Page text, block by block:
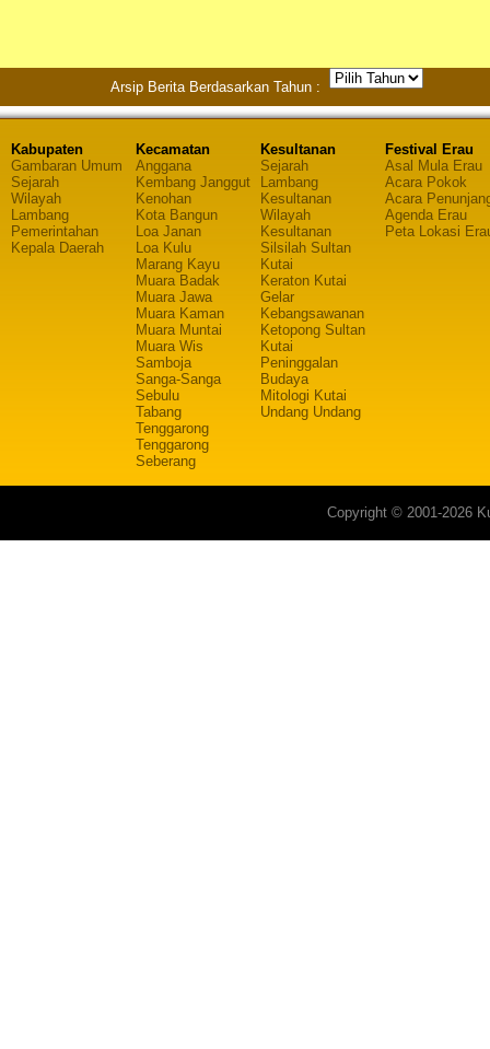
Arsip Berita Berdasarkan Tahun :
Kabupaten
Gambaran Umum
Sejarah
Wilayah
Lambang
Pemerintahan
Kepala Daerah
Kecamatan
Anggana
Kembang Janggut
Kenohan
Kota Bangun
Loa Janan
Loa Kulu
Marang Kayu
Muara Badak
Muara Jawa
Muara Kaman
Muara Muntai
Muara Wis
Samboja
Sanga-Sanga
Sebulu
Tabang
Tenggarong
Tenggarong
Seberang
Kesultanan
Sejarah
Lambang
Kesultanan
Wilayah
Kesultanan
Silsilah Sultan
Kutai
Keraton Kutai
Gelar
Kebangsawanan
Ketopong Sultan
Kutai
Peninggalan
Budaya
Mitologi Kutai
Undang Undang
Festival Erau
Asal Mula Erau
Acara Pokok
Acara
Agenda Erau
Peta Lokasi
Copyright © 2001-2026